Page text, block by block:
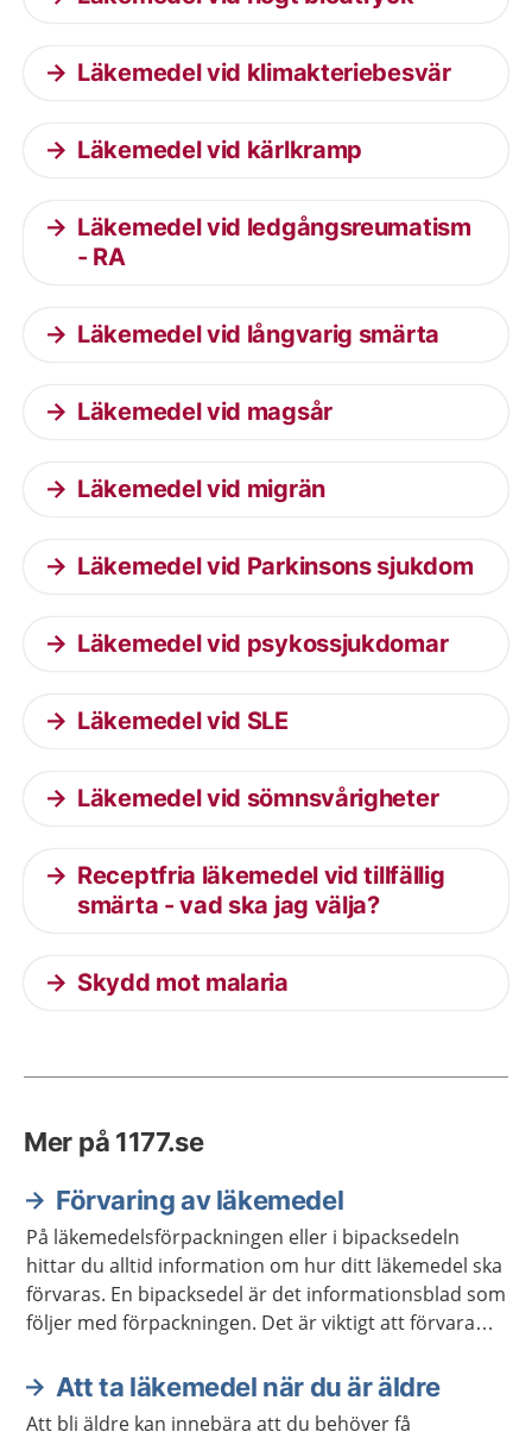
Läkemedel vid klimakteriebesvär
Läkemedel vid kärlkramp
Läkemedel vid ledgångsreumatism
- RA
Läkemedel vid långvarig smärta
Läkemedel vid magsår
Läkemedel vid migrän
Läkemedel vid Parkinsons sjukdom
Läkemedel vid psykossjukdomar
Läkemedel vid SLE
Läkemedel vid sömnsvårigheter
Receptfria läkemedel vid tillfällig
smärta - vad ska jag välja?
Skydd mot malaria
Mer på 1177.se
Förvaring av läkemedel
På läkemedelsförpackningen eller i bipacksedeln
hittar du alltid information om hur ditt läkemedel ska
förvaras. En bipacksedel är det informationsblad som
följer med förpackningen. Det är viktigt att förvara
Att ta läkemedel när du är äldre
Att bli äldre kan innebära att du behöver få